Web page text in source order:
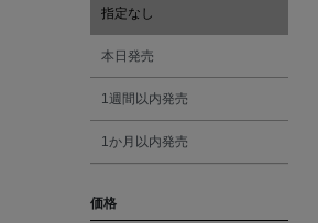
ATELIER AMBOISE
オレンジ
シルバー
指定なし
本日発売
1週間以内発売
1か月以内発売
価格